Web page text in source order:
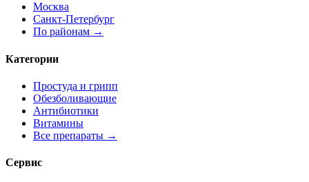
Москва
Санкт-Петербург
По районам →
Категории
Простуда и грипп
Обезболивающие
Антибиотики
Витамины
Все препараты →
Сервис